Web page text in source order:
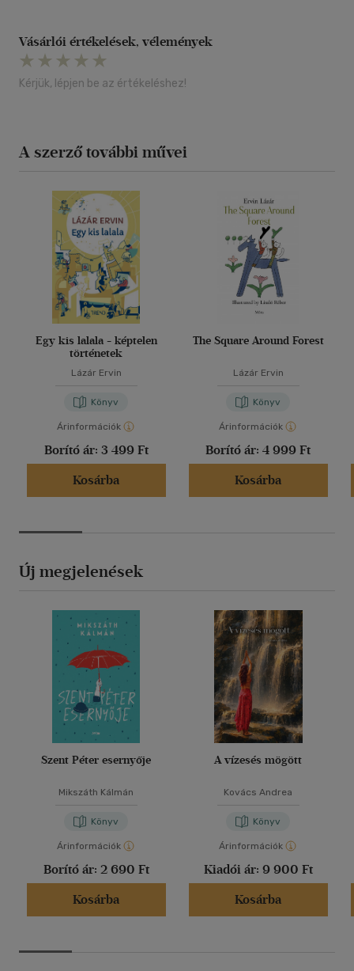
Vásárlói értékelések, vélemények
Kérjük, lépjen be az értékeléshez!
A szerző további művei
Egy kis lalala - képtelen
történetek
Lázár Ervin
Könyv
Árinformációk
Borító ár: 3 499 Ft
Kosárba
The Square Around Forest
Lázár Ervin
Könyv
Árinformációk
Borító ár: 4 999 Ft
Kosárba
Új megjelenések
Szent Péter esernyője
Mikszáth Kálmán
Könyv
Árinformációk
Borító ár: 2 690 Ft
Kosárba
A vízesés mögött
Kovács Andrea
Könyv
Árinformációk
Kiadói ár: 9 900 Ft
Kosárba